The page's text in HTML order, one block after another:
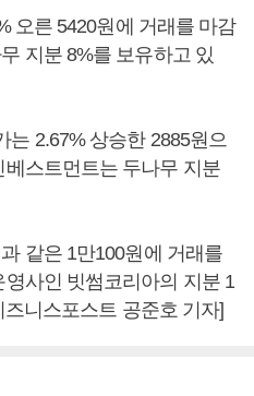
오른 5420원에 거래를 마감
지분 8%를 보유하고 있
는 2.67% 상승한 2885원으
스트먼트는 두나무 지분
같은 1만100원에 거래를
사인 빗썸코리아의 지분 1
니스포스트 공준호 기자]